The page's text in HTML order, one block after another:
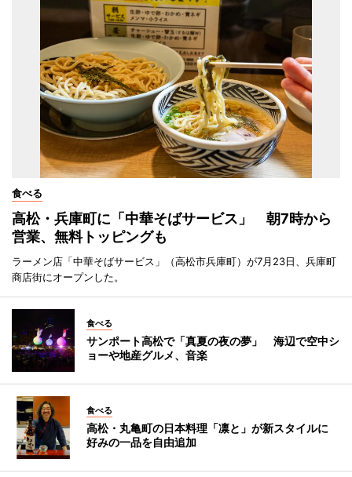
食べる
高松・兵庫町に「中華そばサービス」 朝7時から
営業、無料トッピングも
ラーメン店「中華そばサービス」（高松市兵庫町）が7月23日、兵庫町
商店街にオープンした。
食べる
サンポート高松で「真夏の夜の夢」 海辺で空中シ
ョーや地産グルメ、音楽
食べる
高松・丸亀町の日本料理「凛と」が新スタイルに
好みの一品を自由追加